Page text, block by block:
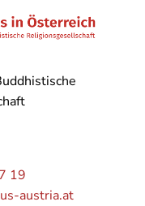
19
austria.at